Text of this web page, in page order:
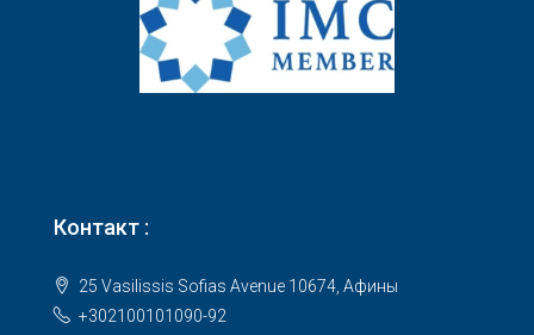
Контакт :
25 Vasilissis Sofias Avenue 10674, Афины
+302100101090-92